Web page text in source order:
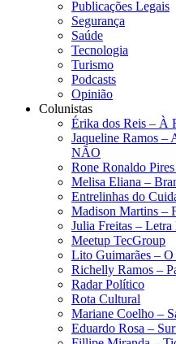
Publicações Legais
Segurança
Saúde
Tecnologia
Turismo
Podcasts
Opinião
Colunistas
Érika dos Reis​ – À
Jaqueline Ramos –
NÃO
Rone Ronaldo
Melisa Eliana –
Entrelinhas do
Madison Martins –
Julia Freitas​ – Letra
Meetup TecGroup
Lito Guimarães – O
Richelly Ramos​ –
Radar Político
Rota Cultural
Mariane Coelho –
Eduardo Rosa​ –